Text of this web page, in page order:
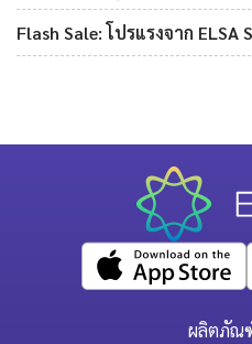
Flash Sale: โปรแรงจาก ELSA
ผลิตภัณ